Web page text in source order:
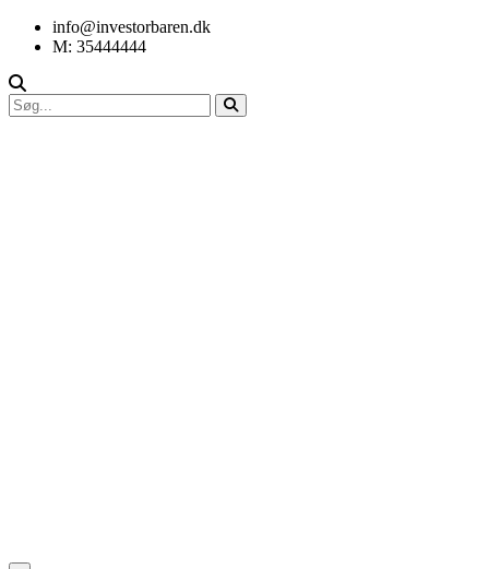
info@investorbaren.dk
M: 35444444